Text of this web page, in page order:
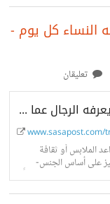
النساء كل يوم -
تعليقان
مُترجَم: ما لا يعرفه الرجال عما تتعرض له النساء كل يوم - ساسة بوست
الملابس أو ثقافة
على أساس الجنس-
الناس: «هل الوضع حقًّا